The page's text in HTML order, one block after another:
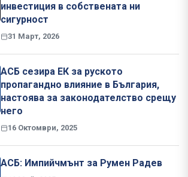
инвестиция в собствената ни
сигурност
31 Март, 2026
АСБ сезира ЕК за руското
пропагандно влияние в България,
настоява за законодателство срещу
него
16 Октомври, 2025
АСБ: Импийчмънт за Румен Радев